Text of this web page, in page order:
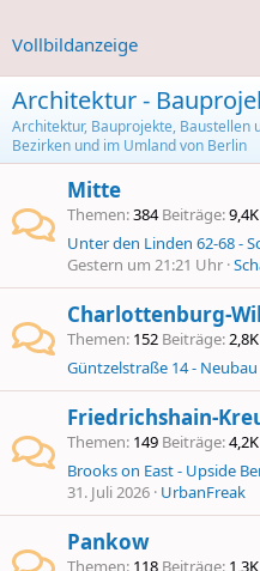
Vollbildanzeige
Architektur -
Architektur, Bauprojekte, Baustellen
Bezirken und im Umland von Berlin
Mitte
Themen 384 Beiträge 9,4K
Unter den Linden 62-68 -
Gestern um 21:21 Uhr
Charlottenburg-
Themen 152 Beiträge 2,8K
Güntzelstraße 14 - Neubau
Friedrichshain-
Themen 149 Beiträge 4,2K
Brooks on East - Upside
31. Juli 2026 UrbanFreak
Pankow
Themen 118 Beiträge 1,3K